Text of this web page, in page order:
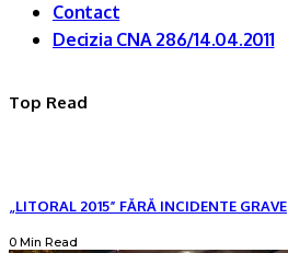
Contact
Decizia CNA 286/14.04.2011
Top Read
„LITORAL 2015” FĂRĂ INCIDENTE GRAVE
0 Min Read